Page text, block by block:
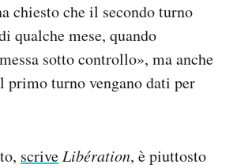
chiesto che il secondo turno
qualche mese, quando
sotto controllo», ma anche
turno vengano dati per
scriveLibération, è piuttosto